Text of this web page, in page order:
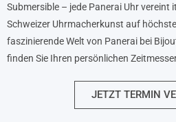
Submersible – jede Panerai Uhr vereint
Schweizer Uhrmacherkunst auf
faszinierende Welt von Panerai bei
finden Sie Ihren persönlichen
JETZT TERMIN